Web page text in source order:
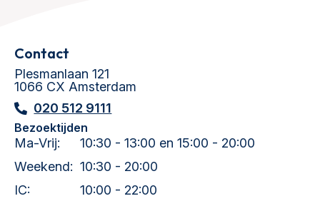
Contact
Plesmanlaan 121
1066 CX Amsterdam
020 512 9111
Bezoektijden
Ma-Vrij:
10:30 - 13:00 en 15:00 - 20:00
Weekend: 10:30 - 20:00
IC:
10:00 - 22:00